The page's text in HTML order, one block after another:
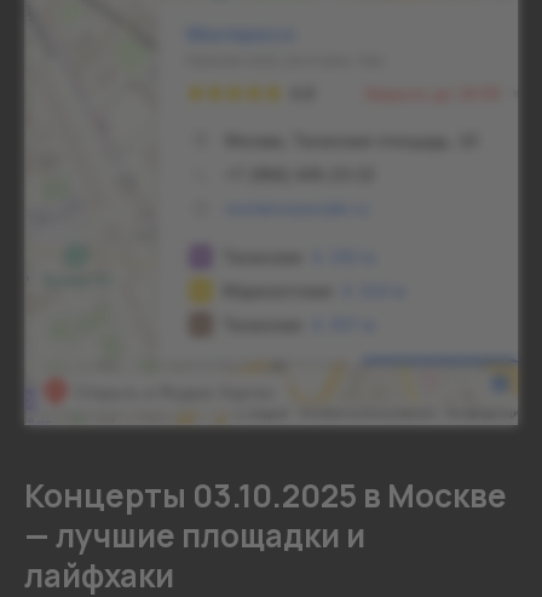
Концерты 03.10.2025 в Москве
— лучшие площадки и
лайфхаки